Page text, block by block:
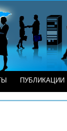
ПУБЛИКАЦИИ